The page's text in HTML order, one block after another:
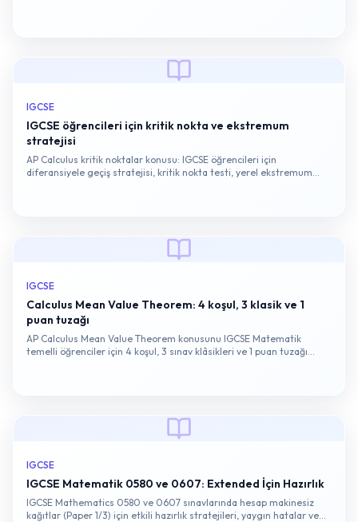
IGCSE
IGCSE öğrencileri için kritik nokta ve ekstremum
stratejisi
AP Calculus kritik noktalar konusu: IGCSE öğrencileri için
diferansiyele geçiş stratejisi, kritik nokta testi, yerel ekstremum
IGCSE
Calculus Mean Value Theorem: 4 koşul, 3 klasik ve 1
puan tuzağı
AP Calculus Mean Value Theorem konusunu IGCSE Matematik
temelli öğrenciler için 4 koşul, 3 sınav klâsikleri ve 1 puan tuzağı
IGCSE
IGCSE Matematik 0580 ve 0607: Extended İçin Hazırlık
IGCSE Mathematics 0580 ve 0607 sınavlarında hesap makinesiz
kağıtlar (Paper 1/3) için etkili hazırlık stratejileri, yaygın hatalar ve